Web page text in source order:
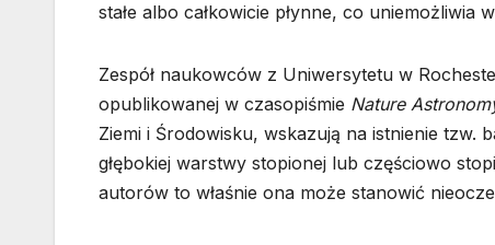
stałe albo całkowicie płynne, co
Zespół naukowców z Uniwersytetu w
opublikowanej w czasopiśmie Nature
Ziemi i Środowisku, wskazują na istnienie tzw.
głębokiej warstwy stopionej lub częściowo
autorów to właśnie ona może stanowić